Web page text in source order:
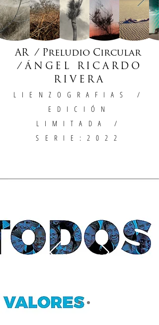
AR / Preludio Circular
/ÁNGEL RICARDO
RIVERA
LIENZOGRAFIAS
/
EDICIÓN
LIMITADA /
SERIE:2022